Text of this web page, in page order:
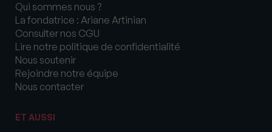
Qui sommes nous ?
La fondatrice : Ariane Artinian
Consulter nos CGU
Lire notre politique de confidentialité
Nous soutenir
Rejoindre notre équipe
Nous contacter
ET AUSSI